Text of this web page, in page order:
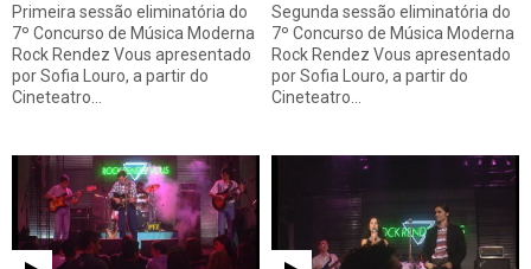
Primeira sessão eliminatória do
7º Concurso de Música Moderna
Rock Rendez Vous apresentado
por Sofia Louro, a partir do
Cineteatro…
Segunda sessão eliminatória do
7º Concurso de Música Moderna
Rock Rendez Vous apresentado
por Sofia Louro, a partir do
Cineteatro…